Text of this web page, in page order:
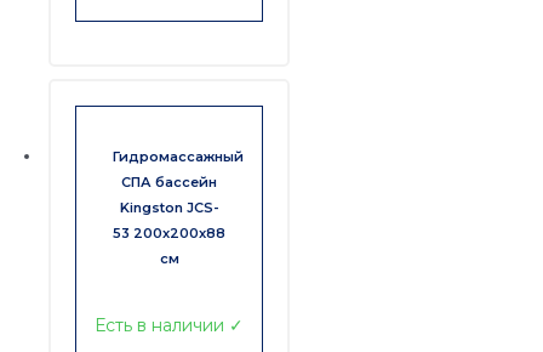
Гидромассажный
СПА бассейн
Kingston JCS-
53 200x200x88
см
Есть в наличии ✓